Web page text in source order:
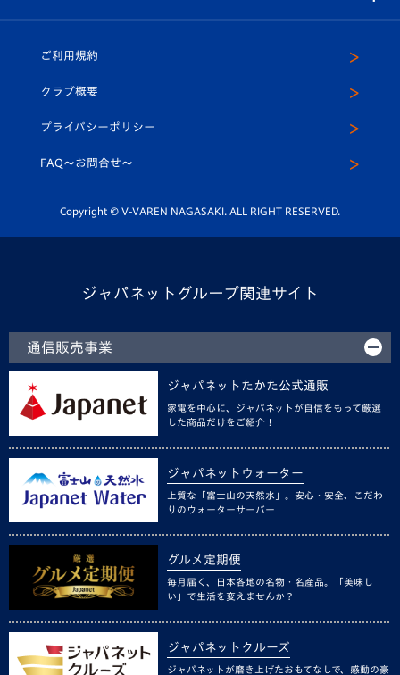
ホームタウン
平和祈念活動
ホームタウン活動
U-18
スクール
ヴィヴィくんインスタグラム
公式LINE＠
ご利用規約
クラブ概要
プライバシーポリシー
FAQ〜お問合せ〜
Copyright © V-VAREN NAGASAKI. ALL RIGHT RESERVED.
ジャパネットグループ関連サイト
通信販売事業
ジャパネットたかた公式通販
家電を中心に、ジャパネットが自信をもって厳選
した商品だけをご紹介！
ジャパネットウォーター
上質な「富士山の天然水」。安心・安全、こだわ
りのウォーターサーバー
グルメ定期便
毎月届く、日本各地の名物・名産品。「美味し
い」で生活を変えませんか？
ジャパネットクルーズ
ジャパネットが磨き上げたおもてなしで、感動の豪